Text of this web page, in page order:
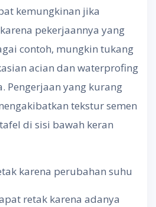
kemungkinan jika
pekerjaannya yang
contoh, mungkin tukang
acian dan waterprofing
Pengerjaan yang kurang
tekstur semen
di sisi bawah keran
karena perubahan suhu
retak karena adanya